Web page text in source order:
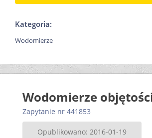
Kategoria:
Wodomierze
Wodomierze
Zapytanie nr 441853
Opublikowano: 2016-01-19